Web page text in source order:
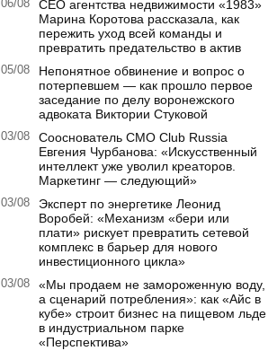
06/08
CEO агентства недвижимости «1983»
Марина Коротова рассказала, как
пережить уход всей команды и
превратить предательство в актив
05/08
Непонятное обвинение и вопрос о
потерпевшем — как прошло первое
заседание по делу воронежского
адвоката Виктории Стуковой
03/08
Сооснователь CMO Club Russia
Евгения Чурбанова: «Искусственный
интеллект уже уволил креаторов.
Маркетинг — следующий»
03/08
Эксперт по энергетике Леонид
Воробей: «Механизм «бери или
плати» рискует превратить сетевой
комплекс в барьер для нового
инвестиционного цикла»
03/08
«Мы продаем не замороженную воду,
а сценарий потребления»: как «Айс в
кубе» строит бизнес на пищевом льде
в индустриальном парке
«Перспектива»